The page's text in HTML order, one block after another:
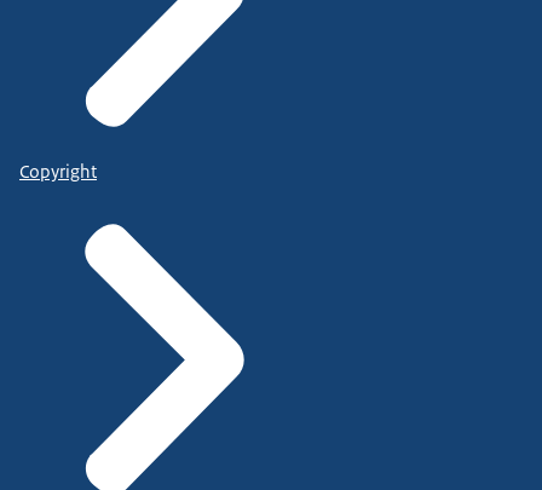
Copyright